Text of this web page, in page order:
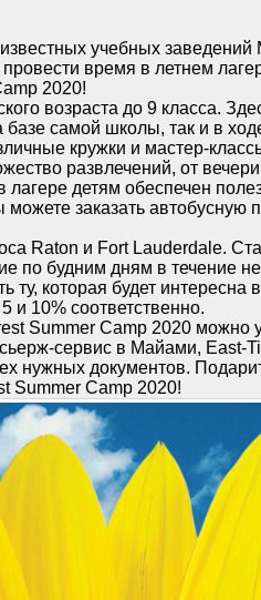
учебных
время в летнем
2020!
возраста до 9 класса.
самой школы, так и в
кружки и мастер-
развлечений, от
детям обеспечен
заказать автобусную
Raton и Fort Lauderdale.
по будним дням в течение
ту, которая будет интересна
и 10% соответственно.
Summer Camp 2020 можно
сервис в Майами, East-
нужных документов.
Summer Camp 2020!